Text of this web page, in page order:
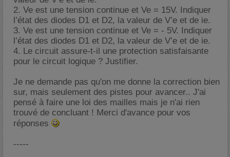
2. Ve est une tension continue et Ve = 15V. Indiquer
l’état des diodes D1 et D2, la valeur de V’e et de ie.
3. Ve est une tension continue et Ve = - 5V. Indiquer
l’état des diodes D1 et D2, la valeur de V’e et de ie.
4. Le circuit assure-t-il une protection satisfaisante
pour le circuit logique ? Justifier.
Je ne demande pas qu'on me donne la correction bien
sur, mais seulement des pistes pour avancer.. J'ai
pensé à faire une loi des mailles mais je n'ai rien
trouvé de concluant ! Merci d'avance pour vos
réponses
-----